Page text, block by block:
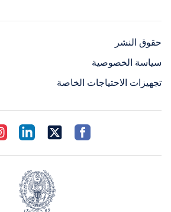
حقوق النشر
سياسة الخصوصية
تجهيزات الاحتياجات الخاصة